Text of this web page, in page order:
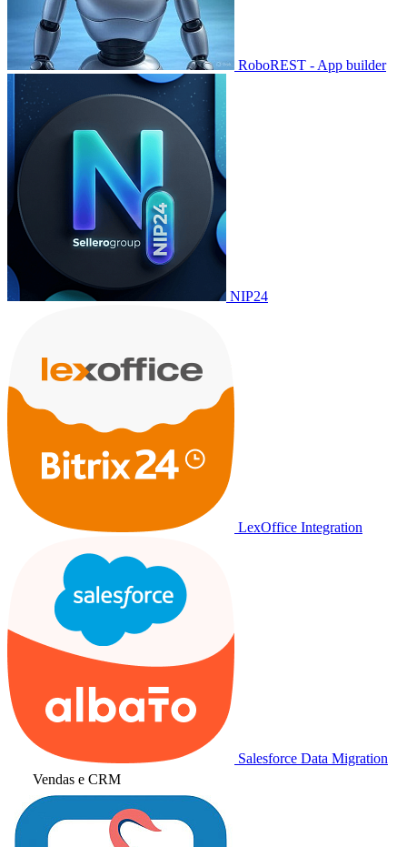
RoboREST - App builder
NIP24
LexOffice Integration
Salesforce Data Migration
Vendas e CRM